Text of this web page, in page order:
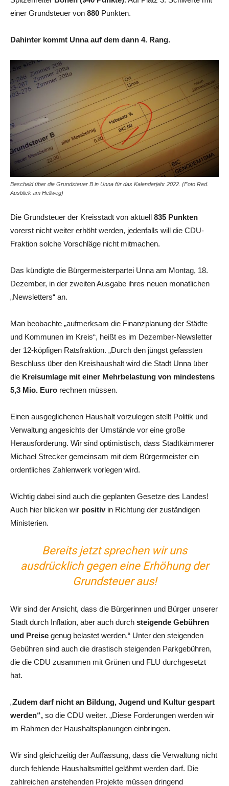
einer Grundsteuer von 880 Punkten.
Dahinter kommt Unna auf dem dann 4. Rang.
Bescheid über die Grundsteuer B in Unna für das Kalenderjahr 2022. (Foto Red.
Ausblick am Hellweg)
Die Grundsteuer der Kreisstadt von aktuell 835 Punkten
vorerst nicht weiter erhöht werden, jedenfalls will die CDU-
Fraktion solche Vorschläge nicht mitmachen.
Das kündigte die Bürgermeisterpartei Unna am Montag, 18.
Dezember, in der zweiten Ausgabe ihres neuen monatlichen
„Newsletters“ an.
Man beobachte „aufmerksam die Finanzplanung der Städte
und Kommunen im Kreis“, heißt es im Dezember-Newsletter
der 12-köpfigen Ratsfraktion. „Durch den jüngst gefassten
Beschluss über den Kreishaushalt wird die Stadt Unna über
die Kreisumlage mit einer Mehrbelastung von mindestens
5,3 Mio. Euro rechnen müssen.
Einen ausgeglichenen Haushalt vorzulegen stellt Politik und
Verwaltung angesichts der Umstände vor eine große
Herausforderung. Wir sind optimistisch, dass Stadtkämmerer
Michael Strecker gemeinsam mit dem Bürgermeister ein
ordentliches Zahlenwerk vorlegen wird.
Wichtig dabei sind auch die geplanten Gesetze des Landes!
Auch hier blicken wir positiv in Richtung der zuständigen
Ministerien.
Bereits jetzt sprechen wir uns
ausdrücklich gegen eine Erhöhung der
Grundsteuer aus!
Wir sind der Ansicht, dass die Bürgerinnen und Bürger unserer
Stadt durch Inflation, aber auch durch steigende Gebühren
und Preise genug belastet werden.“ Unter den steigenden
Gebühren sind auch die drastisch steigenden Parkgebühren,
die die CDU zusammen mit Grünen und FLU durchgesetzt
hat.
„Zudem darf nicht an Bildung, Jugend und Kultur gespart
werden“, so die CDU weiter. „Diese Forderungen werden wir
im Rahmen der Haushaltsplanungen einbringen.
Wir sind gleichzeitig der Auffassung, dass die Verwaltung nicht
durch fehlende Haushaltsmittel gelähmt werden darf. Die
zahlreichen anstehenden Projekte müssen dringend